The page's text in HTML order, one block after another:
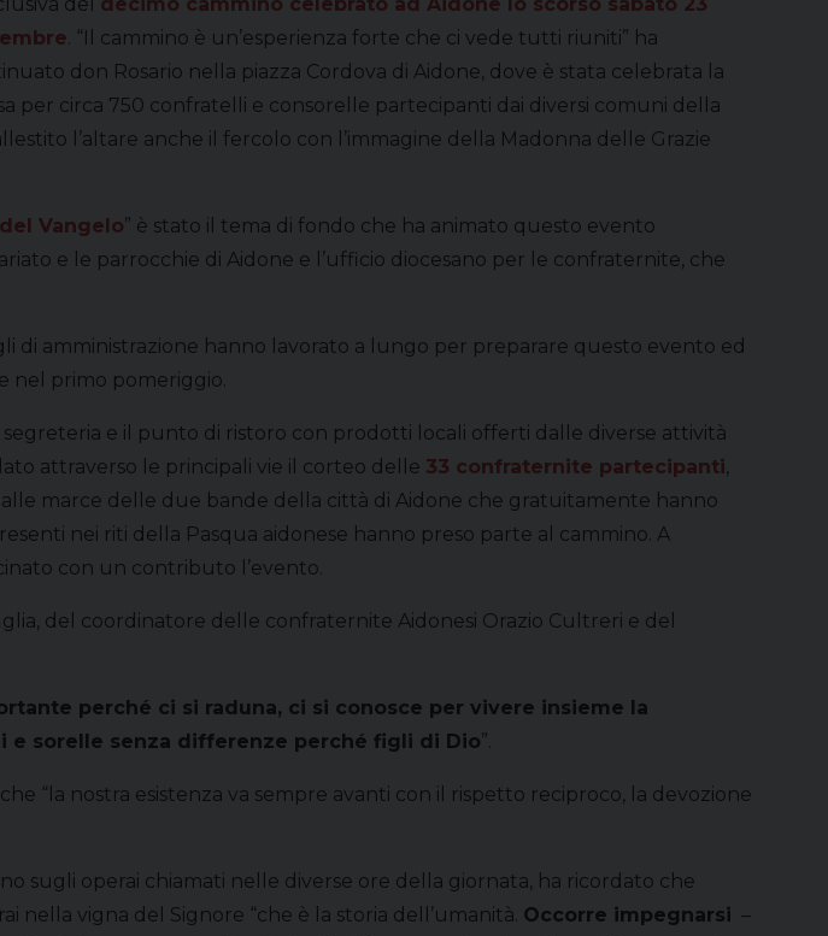
. “Il cammino è un’esperienza forte che ci vede tutti riuniti” ha
don Rosario nella piazza Cordova di Aidone, dove è stata celebrata la
per circa 750 confratelli e consorelle partecipanti dai diversi comuni della
l’altare anche il fercolo con l’immagine della Madonna delle Grazie
Vangelo” è stato il tema di fondo che ha animato questo evento
e le parrocchie di Aidone e l’ufficio diocesano per le confraternite, che
di amministrazione hanno lavorato a lungo per preparare questo evento ed
nel primo pomeriggio.
e il punto di ristoro con prodotti locali offerti dalle diverse attività
attraverso le principali vie il corteo delle 33 confraternite partecipanti,
marce delle due bande della città di Aidone che gratuitamente hanno
nei riti della Pasqua aidonese hanno preso parte al cammino. A
con un contributo l’evento.
del coordinatore delle confraternite Aidonesi Orazio Cultreri e del
perché ci si raduna, ci si conosce per vivere insieme la
e sorelle senza differenze perché figli di Dio”.
“la nostra esistenza va sempre avanti con il rispetto reciproco, la devozione
sugli operai chiamati nelle diverse ore della giornata, ha ricordato che
vigna del Signore “che è la storia dell’umanità. Occorre impegnarsi –